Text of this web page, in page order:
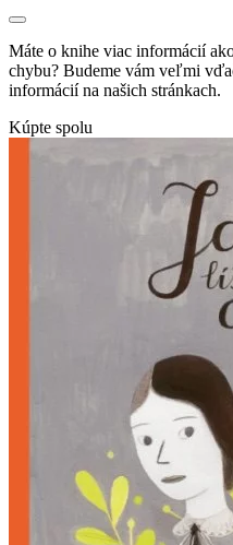
Máte o knihe viac informácií
chybu? Budeme vám veľmi
informácií na našich stránkach.
Kúpte spolu